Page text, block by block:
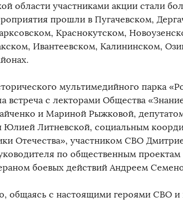
области участниками акции стали
прошли в Пугачевском,
Краснокутском,
Ивантеевском, Калининском,
мультимедийного парка
встреча с лекторами Общества
и Мариной Рыжковой,
Юлией Литневской, социальным
Отечества», участником СВО
по общественным
боевых действий Андреем
общаясь с настоящими героями СВО и